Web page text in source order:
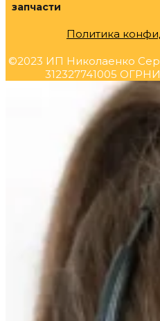
запчасти
Политика
©2023 ИП Николаенко
312327741005